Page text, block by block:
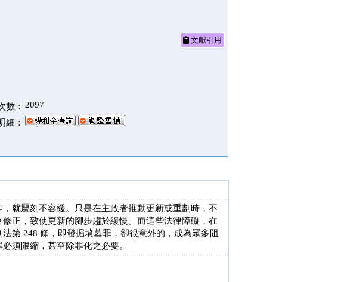
文獻引用
數： 2097
細：
就屬刻不容緩。只是在主政者推動更新或重劃時，不
正，致使更新的腳步趨於緩慢。而這些法律障礙，在
第 248 條，即發掘墳墓罪，卻很意外的，成為眾多阻
須限縮，甚至除罪化之必要。